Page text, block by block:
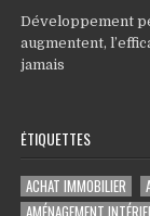
Développement
augmentent,
jamais
ÉTIQUETTES
ACHAT IMMOBILIER
AMÉNAGEMENT